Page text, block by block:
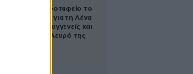
Στο Α’ Νεκροταφείο το
μνημόσυνο για τη Λένα
Σαμαρά – Συγγενείς και
φίλοι στο πλευρό της
οικογένειας